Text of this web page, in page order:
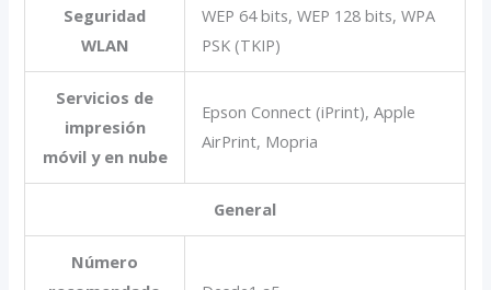
Seguridad
WLAN
WEP 64 bits, WEP 128 bits, WPA
PSK (TKIP)
Servicios de
impresión
móvil y en nube
Epson Connect (iPrint), Apple
AirPrint, Mopria
General
Número